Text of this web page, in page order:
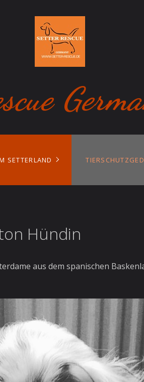
SETTERLAND
Hündin
aus dem spanischen